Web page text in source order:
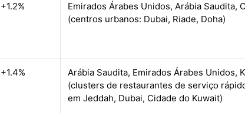
+1.2%
Emirados Árabes Unidos, Arábia Saudita,
(centros urbanos: Dubai, Riade, Doha)
+1.4%
Arábia Saudita, Emirados Árabes Unidos,
(clusters de restaurantes de serviço
em Jeddah, Dubai, Cidade do Kuwait)